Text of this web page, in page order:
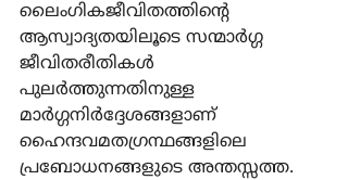
ലൈംഗികജീവിതത്തിന്‍റെ
ആസ്വാദ്യതയിലൂടെ സന്മാര്‍ഗ്ഗ
ജീവിതരീതികള്‍
പുലര്‍ത്തുന്നതിനുള്ള
മാര്‍ഗ്ഗനിര്‍ദ്ദേശങ്ങളാണ്
ഹൈന്ദവമതഗ്രന്ഥങ്ങളിലെ
പ്രബോധനങ്ങളുടെ അന്തസ്സത്ത.